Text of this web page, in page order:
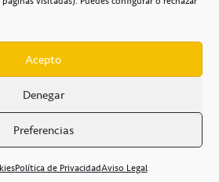
Acepto
Denegar
Preferencias
Política de PrivacidadAviso Legal
684
/ 38108 – La Laguna
/ POLÍTICA DE COOKIES /
/ CONDICIONES